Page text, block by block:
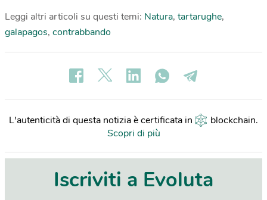
Leggi altri articoli su questi temi: Natura, tartarughe,
galapagos, contrabbando
L'autenticità di questa notizia è certificata in blockchain.
Scopri di più
Iscriviti a Evoluta